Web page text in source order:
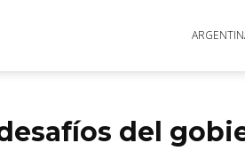
del